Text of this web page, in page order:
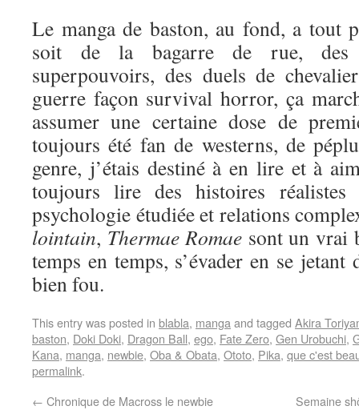
Le manga de baston, au fond, a tout
soit de la bagarre de rue, des
superpouvoirs, des duels de
guerre façon survival horror, ça
assumer une certaine dose de
toujours été fan de westerns, de
genre, j’étais destiné à en lire et à
toujours lire des histoires
psychologie étudiée et relations
lointain, Thermae Romae sont un vrai
temps en temps, s’évader en se jetant
bien fou.
This entry was posted in blabla, manga and tagged Akira
baston, Doki Doki, Dragon Ball, ego, Fate Zero, Gen Urobuchi,
Kana, manga, newbie, Oba & Obata, Ototo, Pika, que c'est
permalink.
← Chronique de Macross le newbie Semaine